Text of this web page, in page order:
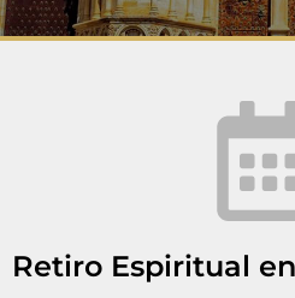
Retiro Espiritual